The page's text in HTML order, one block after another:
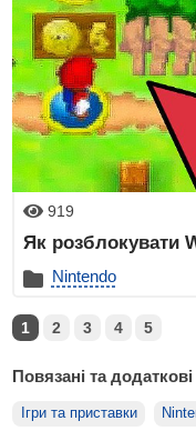
919
Як розблокувати
Nintendo
1 2 3 4 5
Повязані та додаткові
Ігри та приставки